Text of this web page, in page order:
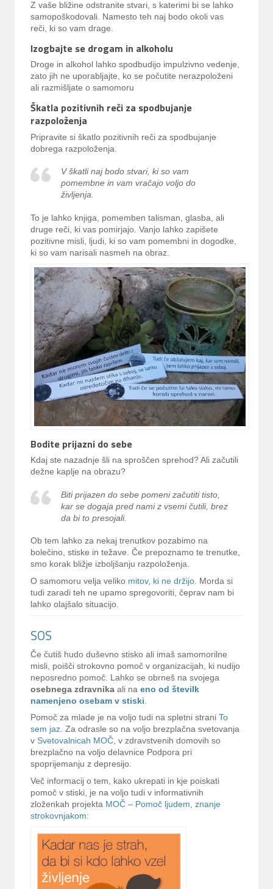
Z vaše bližine odstranite stvari, s katerimi bi se lahko
samopoškodovali. Namesto teh naj bodo okoli vas
reči, ki so vam drage.
Izogbajte se drogam in alkoholu
Droge in alkohol lahko spodbudijo impulzivno vedenje,
zato jih ne uporabljajte, ko se počutite nerazpoloženi
ali razmišljate o samomoru
Škatla pozitivnih reči za spodbujanje
razpoloženja
Pripravite si škatlo pozitivnih reči za spodbujanje
dobrega razpoloženja.
V škatli naj bodo stvari, ki so vam
pomembne in vam vračajo voljo do
življenja.
To je lahko knjiga, pomemben talisman, glasba, ali
druge reči, ki vas pomirjajo. Vanjo lahko zapišete
pozitivne misli, ljudi, ki so vam pomembni in dogodke,
ki so vam narisali nasmeh na obraz.
Bodite prijazni do sebe
Kdaj ste nazadnje šli na sproščen sprehod? Ali začutili
dežne kaplje na obrazu?
Biti prijazen do sebe pomeni začutiti tisto,
kar se dogaja pred nami z vsemi čutili, brez
da bi to presojali.
Ob tem lahko za nekaj trenutkov pozabimo na
bolečino, stiske in težave. Če prepoznamo te trenutke,
smo korak bližje izboljšanju razpoloženja.
O samomoru velja veliko mitov, ki ne držijo . Morda si
tudi zaradi teh ne upamo spregovoriti, čeprav nam bi
lahko olajšalo situacijo.
SOS
Če čutiš hudo duševno stisko ali imaš samomorilne
misli, poišči strokovno pomoč v organizacijah, ki nudijo
neposredno pomoč. Lahko se obrneš na svojega
osebnega zdravnika ali naeno od številk
namenjeno osebam v stiski
Pomoč za mlade je na voljo tudi na spletni straniTo
sem jaz. Za odrasle so na voljo brezplačna svetovanja
v Svetovalnicah MOČ, v zdravstvenih domovih so
brezplačno na voljo delavnice Podpora pri
spoprijemanju z depresijo.
Več informacij o tem, kako ukrepati in kje poiskati
pomoč v stiski, je na voljo tudi v informativnih
zloženkah projekta MOČ – Pomoč ljudem, znanje
strokovnjakom: